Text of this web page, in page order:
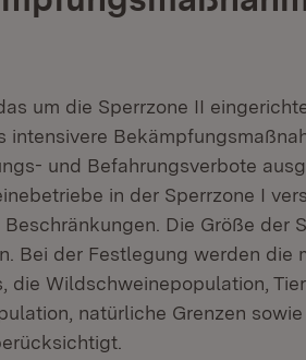
um die Sperrzone II
und Befahrungsverbote
in der Sperrzone I
Die Größe der
Bei der Festlegung werden die
die Wildschweinepopulation,
natürliche Grenzen sowie